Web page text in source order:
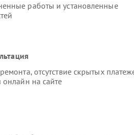
работы и установленные
отсутствие скрытых
онлайн на сайте